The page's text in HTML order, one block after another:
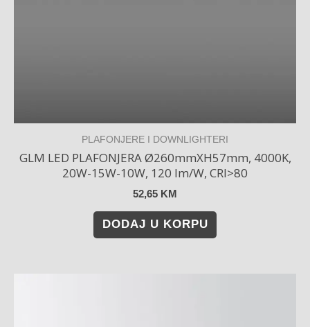
PLAFONJERE I DOWNLIGHTERI
GLM LED PLAFONJERA Ø260mmXH57mm, 4000K,
20W-15W-10W, 120 lm/W, CRI>80
52,65 KM
DODAJ U KORPU